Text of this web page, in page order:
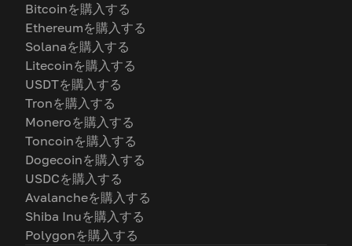
Bitcoinを購入する
Ethereumを購入する
Solanaを購入する
Litecoinを購入する
USDTを購入する
Tronを購入する
Moneroを購入する
Toncoinを購入する
Dogecoinを購入する
USDCを購入する
Avalancheを購入する
Shiba Inuを購入する
Polygonを購入する